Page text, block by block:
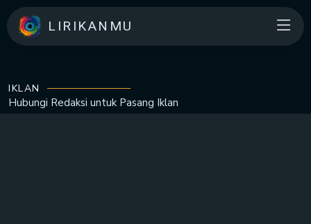
LIRIKANMU
IKLAN
Hubungi Redaksi untuk Pasang Iklan